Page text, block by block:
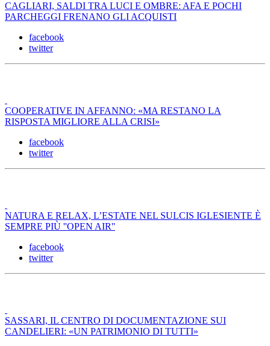
CAGLIARI, SALDI TRA LUCI E OMBRE: AFA E POCHI
PARCHEGGI FRENANO GLI ACQUISTI
facebook
twitter
COOPERATIVE IN AFFANNO: «MA RESTANO LA
RISPOSTA MIGLIORE ALLA CRISI»
facebook
twitter
NATURA E RELAX, L’ESTATE NEL SULCIS IGLESIENTE È
SEMPRE PIÙ ''OPEN AIR''
facebook
twitter
SASSARI, IL CENTRO DI DOCUMENTAZIONE SUI
CANDELIERI: «UN PATRIMONIO DI TUTTI»